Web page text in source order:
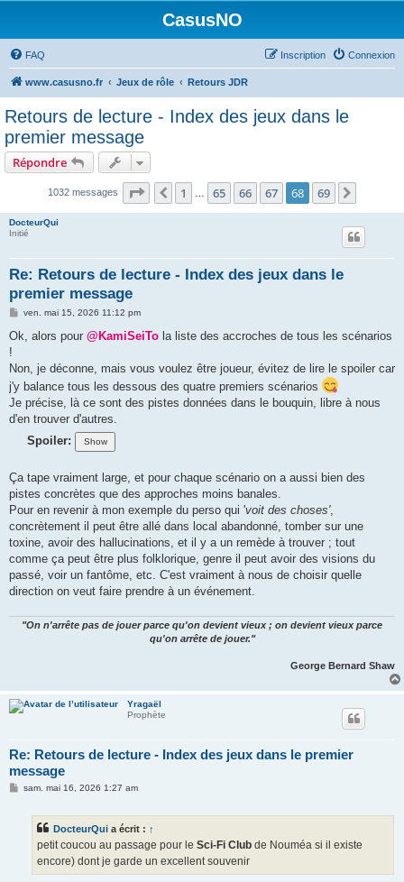
CasusNO
FAQ Connexion
Inscription
www.casusno.fr Jeux de rôle Retours JDR
Retours de lecture - Index des jeux dans le
premier message
Répondre
1032 messages Page 68 sur 69
Précédent
1 65 66 67 68 69
DocteurQui
Initié
Re: Retours de lecture - Index des jeux dans le
premier message
M
s
g
ven. mai 15, 2026 11:12 pm
Ok, alors pour @KamiSeiTo la liste des accroches de tous les scénarios
!
Non, je déconne, mais vous voulez être joueur, évitez de lire le spoiler car
j'y balance tous les dessous des quatre premiers scénarios
Je précise, là ce sont des pistes données dans le bouquin, libre à nous
d'en trouver d'autres.
Spoiler:
Ça tape vraiment large, et pour chaque scénario on a aussi bien des
pistes concrètes que des approches moins banales.
Pour en revenir à mon exemple du perso qui 'voit des choses',
concrètement il peut être allé dans local abandonné, tomber sur une
toxine, avoir des hallucinations, et il y a un remède à trouver ; tout
comme ça peut être plus folklorique, genre il peut avoir des visions du
passé, voir un fantôme, etc. C'est vraiment à nous de choisir quelle
direction on veut faire prendre à un événement.
"On n'arrête pas de jouer parce qu'on devient vieux ; on devient vieux parce
qu'on arrête de jouer."
George Bernard Shaw
Yragaël
Prophète
Re: Retours de lecture - Index des jeux dans le premier
message
Msam. mai 16, 2026 1:27 am
DocteurQui a écrit : ↑
petit coucou au passage pour le Sci-Fi Club de Nouméa si il existe
encore) dont je garde un excellent souvenir